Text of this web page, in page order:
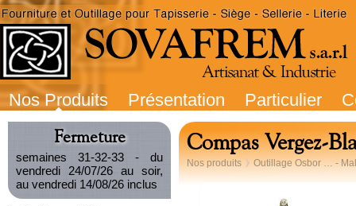
Nos Produits Présentation Particulier
Fermeture
semaines 31-32-33 - du
vendredi 24/07/26 au soir,
au vendredi 14/08/26 inclus
Compas Vergez-
Nos produits Outillage Osbor … -